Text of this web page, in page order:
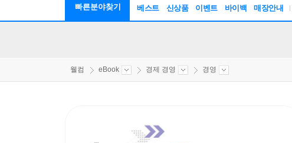
빠른분야찾기 베스트 신상품 이벤트 바이백 매장안내
웰컴 eBook 경제 경영 경영